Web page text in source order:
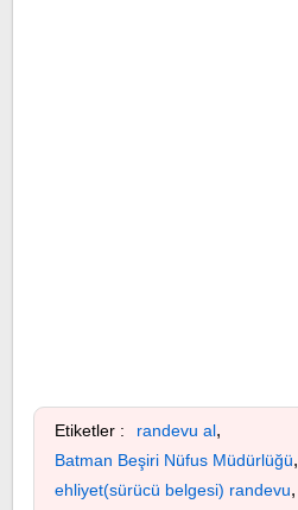
Etiketler : randevu al,
Batman Beşiri Nüfus Müdürlüğü,
ehliyet(sürücü belgesi) randevu,